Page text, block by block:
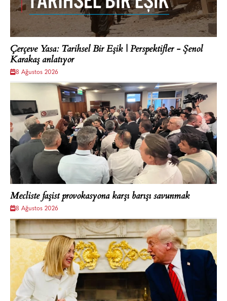
Çerçeve Yasa: Tarihsel Bir Eşik | Perspektifler - Şenol
Karakaş anlatıyor
8 Ağustos 2026
Mecliste faşist provokasyona karşı barışı savunmak
8 Ağustos 2026